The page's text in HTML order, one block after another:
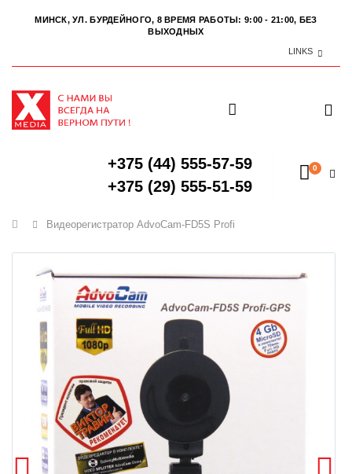
МИНСК, УЛ. БУРДЕЙНОГО, 8 ВРЕМЯ РАБОТЫ: 9:00 - 21:00, БЕЗ
ВЫХОДНЫХ
LINKS
+375 (44) 555-57-59
+375 (29) 555-51-59
0
Главная
Видеорегистратор AdvoCam-FD5S Profi